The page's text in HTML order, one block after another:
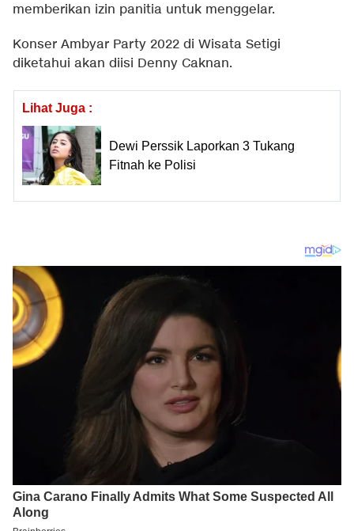
memberikan izin panitia untuk menggelar.
Konser Ambyar Party 2022 di Wisata Setigi
diketahui akan diisi Denny Caknan.
Lihat Juga :
Dewi Perssik Laporkan 3 Tukang
Fitnah ke Polisi